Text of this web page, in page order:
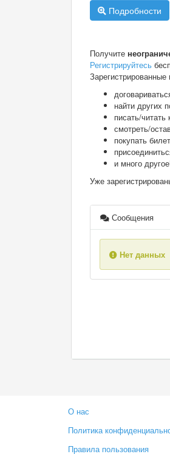
Подробности
Получите
Регистрируйтесь
Зарегистрированные
найти других
писать/
смотреть/
покупать
и много
Уже
Сообщения
Нет данных
О нас
Политика
Правила пользования